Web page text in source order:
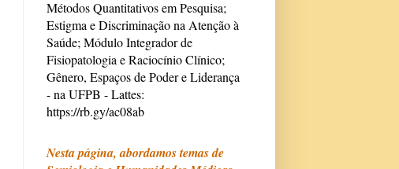
Métodos Quantitativos em Pesquisa;
Estigma e Discriminação na Atenção à
Saúde; Módulo Integrador de
Fisiopatologia e Raciocínio Clínico;
Gênero, Espaços de Poder e Liderança
- na UFPB - Lattes:
https://rb.gy/ac08ab
Nesta página, abordamos temas de